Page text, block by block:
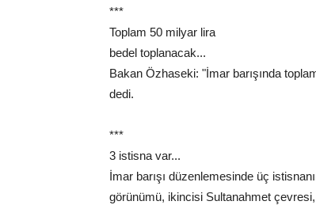
***
Toplam 50 milyar lira
bedel toplanacak...
Bakan Özhaseki: "İmar barışında
dedi.
***
3 istisna var...
İmar barışı düzenlemesinde üç
görünümü, ikincisi Sultanahmet çevresi,